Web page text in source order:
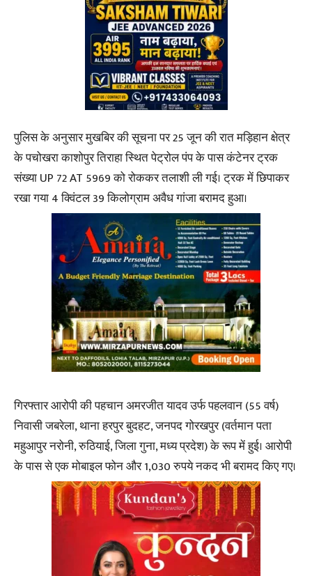
पुलिस के अनुसार मुखबिर की सूचना पर 25 जून की रात मड़िहान क्षेत्र
के पचोखरा काशोपुर तिराहा स्थित पेट्रोल पंप के पास कंटेनर ट्रक
संख्या UP 72 AT 5969 को रोककर तलाशी ली गई। ट्रक में छिपाकर
रखा गया 4 क्विंटल 39 किलोग्राम अवैध गांजा बरामद हुआ।
गिरफ्तार आरोपी की पहचान अमरजीत यादव उर्फ पहलवान (55 वर्ष)
निवासी जबरेला, थाना हरपुर बुदहट, जनपद गोरखपुर (वर्तमान पता
महुआपुर नरोनी, रुठियाई, जिला गुना, मध्य प्रदेश) के रूप में हुई। आरोपी
के पास से एक मोबाइल फोन और 1,030 रुपये नकद भी बरामद किए गए।